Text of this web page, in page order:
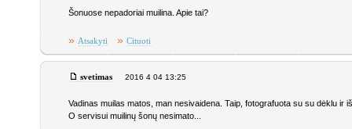
Šonuose nepadoriai muilina. Apie tai?
» Atsakyti » Cituoti
svetimas 2016 4 04 13:25
Vadinas muilas matos, man nesivaidena. Taip, fotografuota su su dėklu ir
O servisui muilinų šonų nesimato...